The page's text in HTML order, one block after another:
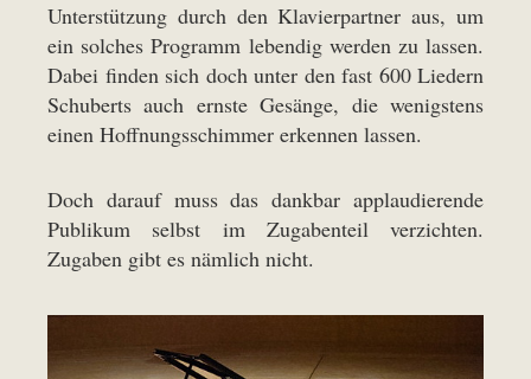
Unterstützung durch den Klavierpartner aus, um
ein solches Programm lebendig werden zu lassen.
Dabei finden sich doch unter den fast 600 Liedern
Schuberts auch ernste Gesänge, die wenigstens
einen Hoffnungsschimmer erkennen lassen.
Doch darauf muss das dankbar applaudierende
Publikum selbst im Zugabenteil verzichten.
Zugaben gibt es nämlich nicht.